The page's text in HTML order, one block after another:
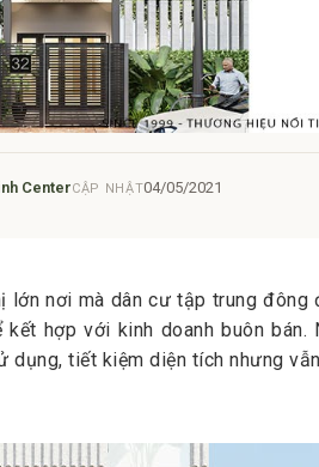
CenterCẬP NHẬT04/05/2021
nơi mà dân cư tập trung
hợp với kinh doanh buôn bán.
tiết kiệm diện tích nhưng